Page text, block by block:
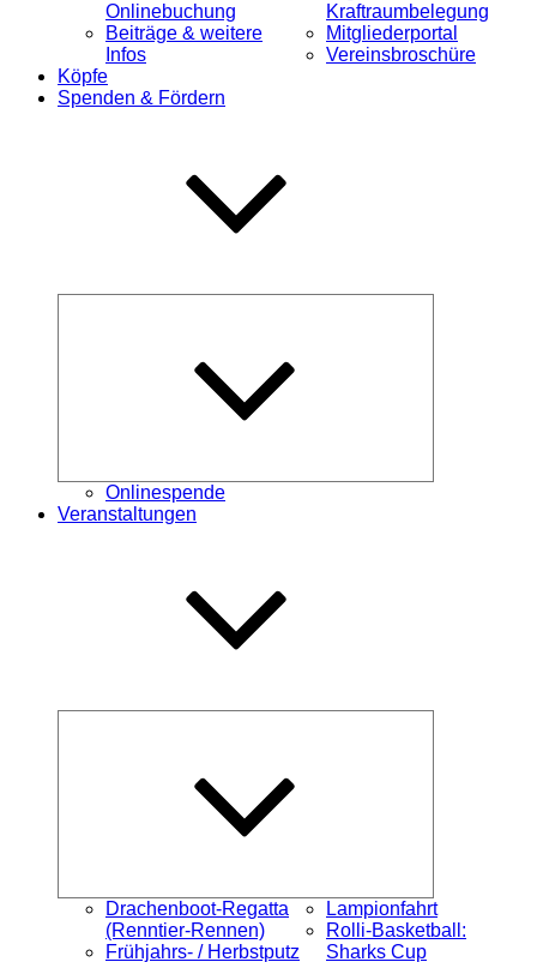
Onlinebuchung
Beiträge & weitere
Infos
Kraftraumbelegung
Mitgliederportal
Vereinsbroschüre
Köpfe
Spenden & Fördern
Onlinespende
Veranstaltungen
Drachenboot-Regatta
(Renntier-Rennen)
Frühjahrs- / Herbstputz
Lampionfahrt
Rolli-Basketball:
Sharks Cup